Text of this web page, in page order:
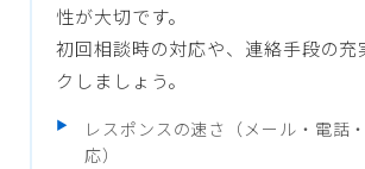
性が大切です。
初回相談時の対応や、連絡手段の充
クしましょう。
レスポンスの速さ（メール・電話
応）